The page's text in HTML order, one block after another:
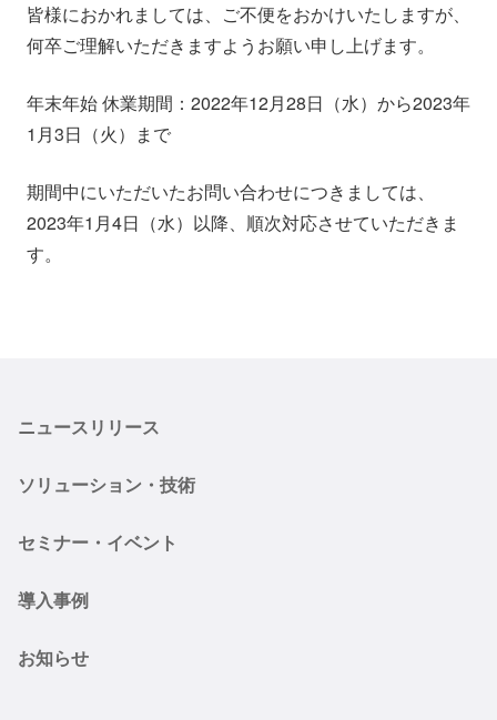
お問い合わせ
会社情報
採用情報 資料ダウンロード
皆様におかれましては、ご不便をおかけいたしますが、
何卒ご理解いただきますようお願い申し上げます。
年末年始 休業期間：2022年12月28日（水）から2023年
1月3日（火）まで
期間中にいただいたお問い合わせにつきましては、
2023年1月4日（水）以降、順次対応させていただきま
す。
ニュースリリース
ソリューション・技術
セミナー・イベント
導入事例
お知らせ